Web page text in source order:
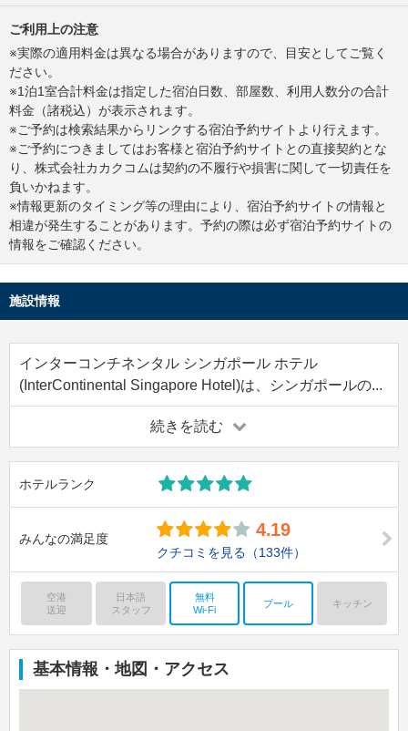
ご利用上の注意
※実際の適用料金は異なる場合がありますので、目安としてご覧く
ださい。
※1泊1室合計料金は指定した宿泊日数、部屋数、利用人数分の合計
料金（諸税込）が表示されます。
※ご予約は検索結果からリンクする宿泊予約サイトより行えます。
※ご予約につきましてはお客様と宿泊予約サイトとの直接契約とな
り、株式会社カカクコムは契約の不履行や損害に関して一切責任を
負いかねます。
※情報更新のタイミング等の理由により、宿泊予約サイトの情報と
相違が発生することがあります。予約の際は必ず宿泊予約サイトの
情報をご確認ください。
施設情報
インターコンチネンタル シンガポール ホテル
(InterContinental Singapore Hotel)は、シンガポールの...
続きを読む
ホテルランク
みんなの満足度 4.19
クチコミを見る （133件）
空港
送迎
日本語
スタッフ
無料
Wi-Fi
プール キッチン
基本情報・地図・アクセス